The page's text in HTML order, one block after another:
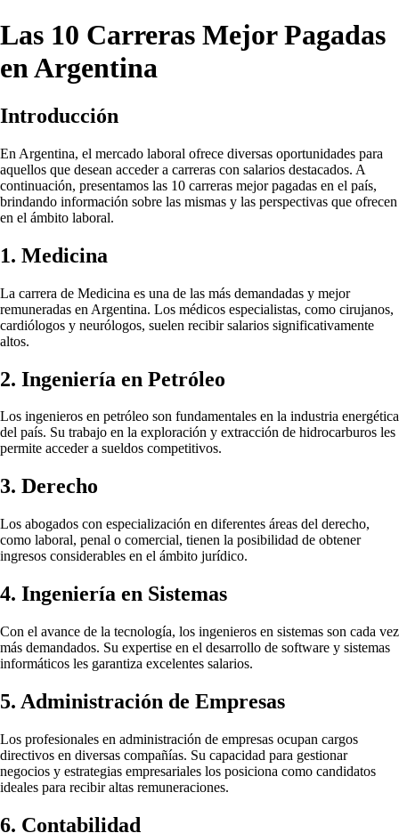
Las 10 Carreras Mejor Pagadas
en Argentina
Introducción
En Argentina, el mercado laboral ofrece diversas oportunidades para
aquellos que desean acceder a carreras con salarios destacados. A
continuación, presentamos las 10 carreras mejor pagadas en el país,
brindando información sobre las mismas y las perspectivas que ofrecen
en el ámbito laboral.
1. Medicina
La carrera de Medicina es una de las más demandadas y mejor
remuneradas en Argentina. Los médicos especialistas, como cirujanos,
cardiólogos y neurólogos, suelen recibir salarios significativamente
altos.
2. Ingeniería en Petróleo
Los ingenieros en petróleo son fundamentales en la industria energética
del país. Su trabajo en la exploración y extracción de hidrocarburos les
permite acceder a sueldos competitivos.
3. Derecho
Los abogados con especialización en diferentes áreas del derecho,
como laboral, penal o comercial, tienen la posibilidad de obtener
ingresos considerables en el ámbito jurídico.
4. Ingeniería en Sistemas
Con el avance de la tecnología, los ingenieros en sistemas son cada vez
más demandados. Su expertise en el desarrollo de software y sistemas
informáticos les garantiza excelentes salarios.
5. Administración de Empresas
Los profesionales en administración de empresas ocupan cargos
directivos en diversas compañías. Su capacidad para gestionar
negocios y estrategias empresariales los posiciona como candidatos
ideales para recibir altas remuneraciones.
6. Contabilidad